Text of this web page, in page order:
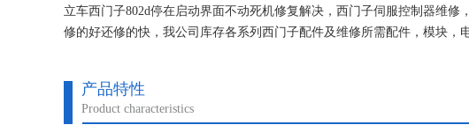
立车西门子802d停在启动界面不动死机修复解决，西门子伺服控制器维
修的好还修的快，我公司库存各系列西门子配件及维修所需配件，模块
产品特性
Product characteristics